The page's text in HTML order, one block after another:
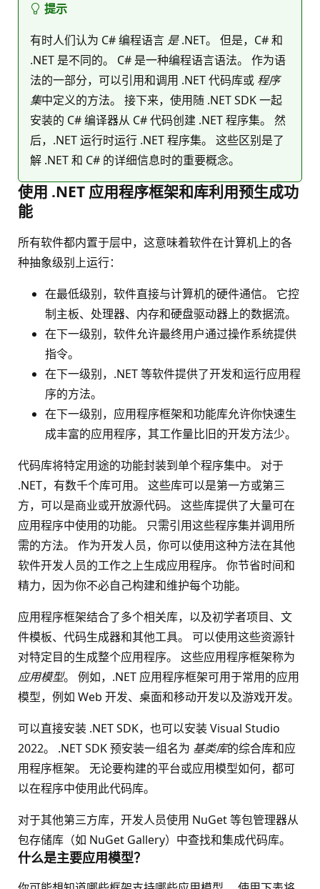
提示
有时人们认为 C# 编程语言 是.NET。 但是，C# 和
.NET 是不同的。 C# 是一种编程语言语法。 作为语
法的一部分，可以引用和调用 .NET 代码库或 程序
集中定义的方法。 接下来，使用随 .NET SDK 一起
安装的 C# 编译器从 C# 代码创建 .NET 程序集。 然
后，.NET 运行时运行 .NET 程序集。 这些区别是了
解 .NET 和 C# 的详细信息时的重要概念。
使用 .NET 应用程序框架和库利用预生成功
能
所有软件都内置于层中，这意味着软件在计算机上的各
种抽象级别上运行：
在最低级别，软件直接与计算机的硬件通信。 它控
制主板、处理器、内存和硬盘驱动器上的数据流。
在下一级别，软件允许最终用户通过操作系统提供
指令。
在下一级别，.NET 等软件提供了开发和运行应用程
序的方法。
在下一级别，应用程序框架和功能库允许你快速生
成丰富的应用程序，其工作量比旧的开发方法少。
代码库将特定用途的功能封装到单个程序集中。 对于
.NET，有数千个库可用。 这些库可以是第一方或第三
方，可以是商业或开放源代码。 这些库提供了大量可在
应用程序中使用的功能。 只需引用这些程序集并调用所
需的方法。 作为开发人员，你可以使用这种方法在其他
软件开发人员的工作之上生成应用程序。 你节省时间和
精力，因为你不必自己构建和维护每个功能。
应用程序框架结合了多个相关库，以及初学者项目、文
件模板、代码生成器和其他工具。 可以使用这些资源针
对特定目的生成整个应用程序。 这些应用程序框架称为
应用模型。 例如，.NET 应用程序框架可用于常用的应用
模型，例如 Web 开发、桌面和移动开发以及游戏开发。
可以直接安装 .NET SDK，也可以安装 Visual Studio
2022。 .NET SDK 预安装一组名为 基类库的综合库和应
用程序框架。 无论要构建的平台或应用模型如何，都可
以在程序中使用此代码库。
对于其他第三方库，开发人员使用 NuGet 等包管理器从
包存储库（如 NuGet Gallery）中查找和集成代码库。
什么是主要应用模型？